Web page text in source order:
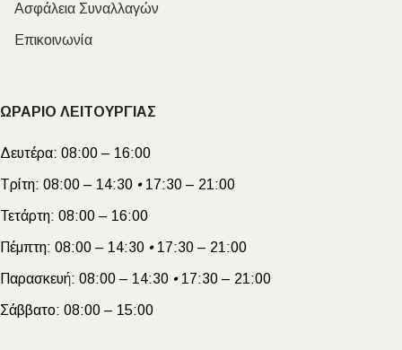
Ασφάλεια Συναλλαγών
Επικοινωνία
ΩΡΑΡΙΟ ΛΕΙΤΟΥΡΓΙΑΣ
Δευτέρα: 08:00 – 16:00
Τρίτη: 08:00 – 14:30 •17:30 – 21:00
Τετάρτη: 08:00 – 16:00
Πέμπτη: 08:00 – 14:30 •17:30 – 21:00
Παρασκευή: 08:00 – 14:30 •17:30 – 21:00
Σάββατο: 08:00 – 15:00